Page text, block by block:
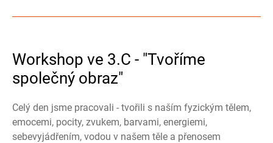
Workshop ve 3.C - "Tvoříme
společný obraz"
Celý den jsme pracovali - tvořili s naším fyzickým tělem,
emocemi, pocity, zvukem, barvami, energiemi,
sebevyjádřením, vodou v našem těle a přenosem